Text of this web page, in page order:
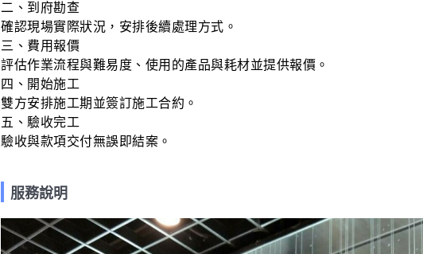
二、到府勘查
確認現場實際狀況，安排後續處理方式。
三、費用報價
評估作業流程與難易度、使用的產品與耗材並提供報價。
四、開始施工
雙方安排施工期並簽訂施工合約。
五、驗收完工
驗收與款項交付無誤即結案。
服務說明